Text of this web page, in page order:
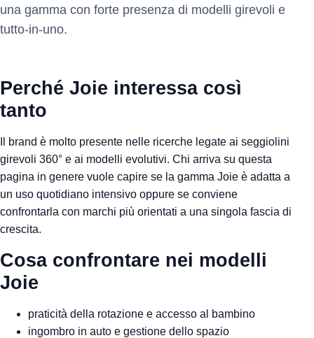
una gamma con forte presenza di modelli girevoli e
tutto-in-uno.
Perché Joie interessa così
tanto
Il brand è molto presente nelle ricerche legate ai seggiolini
girevoli 360° e ai modelli evolutivi. Chi arriva su questa
pagina in genere vuole capire se la gamma Joie è adatta a
un uso quotidiano intensivo oppure se conviene
confrontarla con marchi più orientati a una singola fascia di
crescita.
Cosa confrontare nei modelli
Joie
praticità della rotazione e accesso al bambino
ingombro in auto e gestione dello spazio